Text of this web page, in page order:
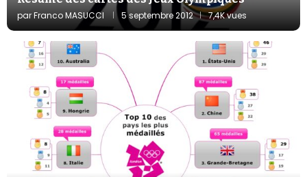
parFranco MASUCCI 5 septembre 2012 7,4K vues